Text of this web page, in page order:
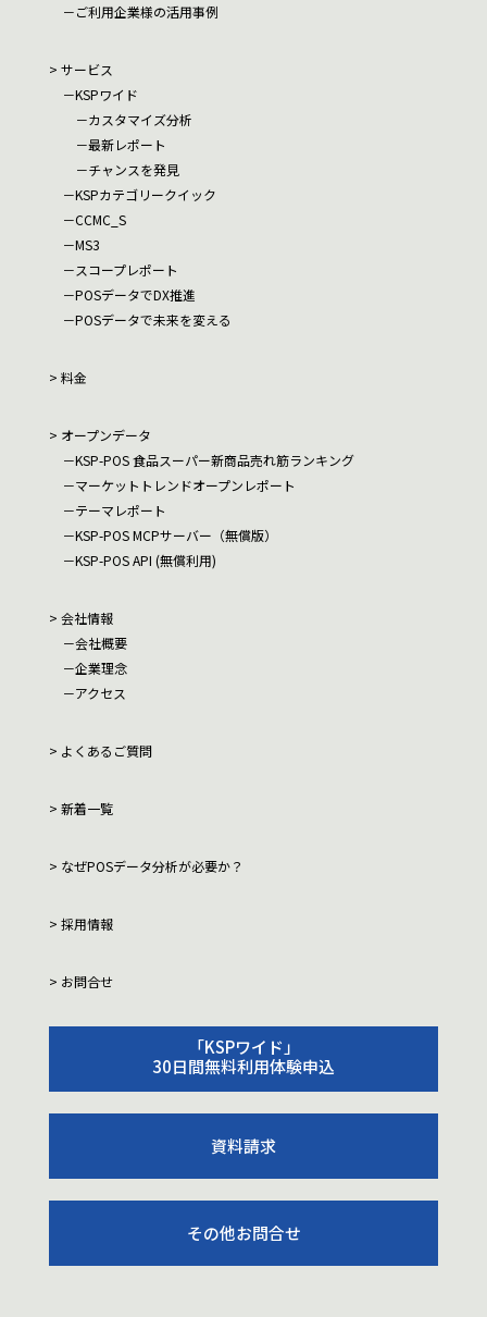
ご利用企業様の活用事例
サービス
KSPワイド
カスタマイズ分析
最新レポート
チャンスを発見
KSPカテゴリークイック
CCMC_S
MS3
スコープレポート
POSデータでDX推進
POSデータで未来を変える
料金
オープンデータ
KSP-POS 食品スーパー新商品売れ筋ランキング
マーケットトレンドオープンレポート
テーマレポート
KSP-POS MCPサーバー（無償版）
KSP-POS API (無償利用)
会社情報
会社概要
企業理念
アクセス
よくあるご質問
新着一覧
なぜPOSデータ分析が必要か？
採用情報
お問合せ
「KSPワイド」
30日間無料利用体験申込
資料請求
その他お問合せ